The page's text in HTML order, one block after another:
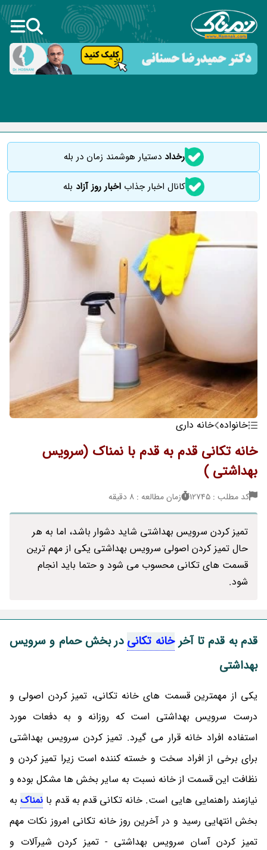
رخداددستیار هوشمند زمان در بله
کانال اخبار جذاباخبار روز آزاد بله
خانواده خانه داری
خانه تکانی قدم به قدم با نمناک (سرویس
بهداشتی )
کد مطلب : 12745 زمان مطالعه : 8 دقیقه
تمیز کردن سرویس بهداشتی شاید دشوار باشد، اما به هر
حال تمیز کردن اصولی سرویس بهداشتی یکی از مهم ترین
قسمت های تکانی محسوب می شود و حتما باید انجام
شود.
قدم به قدم تا آخرخانه تکانی در بخش حمام و سرویس
بهداشتی
یکی از مهمترین قسمت های خانه تکانی، تمیز کردن اصولی و
درست سرویس بهداشتی است که روزانه و به دفعات مورد
استفاده افراد خانه قرار می گیرد. تمیز کردن سرویس بهداشتی
برای برخی از افراد سخت و خسته کننده است زیرا تمیز کردن و
نظافت این قسمت از خانه نسبت به سایر بخش ها مشکل بوده و
نیازمند راهنمایی هایی است. خانه تکانی قدم به قدم با نمناکبه
بخش انتهایی رسید و در آخرین روز خانه تکانی امروز نکات مهم
تمیز کردن آسان سرویس بهداشتی - تمیز کردن شیرآلات و